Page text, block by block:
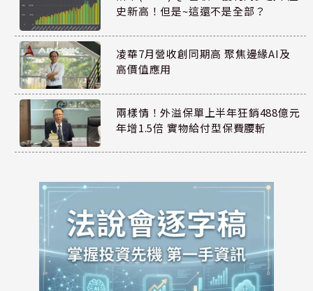
史新高！但是~這還不是全部？
凌華7月營收創同期高 聚焦邊緣AI及
高價值應用
兩樣情！外溢保單上半年狂銷488億元
年增1.5倍 實物給付型保費腰斬